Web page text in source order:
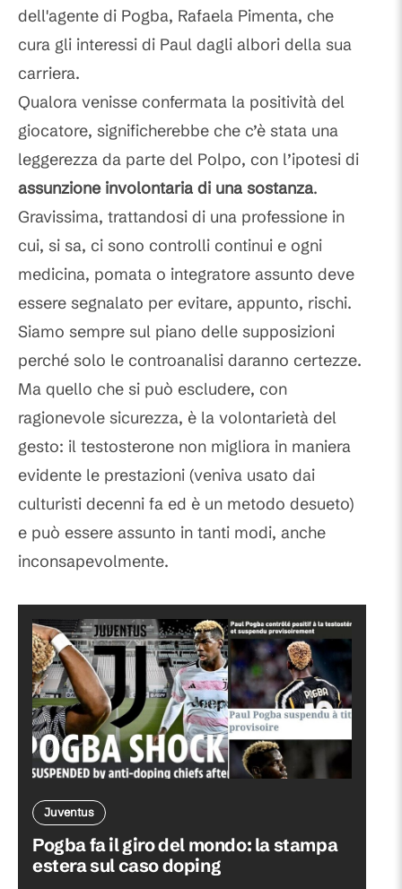
dell'agente di Pogba, Rafaela Pimenta, che
cura gli interessi di Paul dagli albori della sua
carriera.
Qualora venisse confermata la positività del
giocatore, significherebbe che c’è stata una
leggerezza da parte del Polpo, con l’ipotesi di
assunzione involontaria di una sostanza.
Gravissima, trattandosi di una professione in
cui, si sa, ci sono controlli continui e ogni
medicina, pomata o integratore assunto deve
essere segnalato per evitare, appunto, rischi.
Siamo sempre sul piano delle supposizioni
perché solo le controanalisi daranno certezze.
Ma quello che si può escludere, con
ragionevole sicurezza, è la volontarietà del
gesto: il testosterone non migliora in maniera
evidente le prestazioni (veniva usato dai
culturisti decenni fa ed è un metodo desueto)
e può essere assunto in tanti modi, anche
inconsapevolmente.
Juventus
Pogba fa il giro del mondo: la stampa
estera sul caso doping